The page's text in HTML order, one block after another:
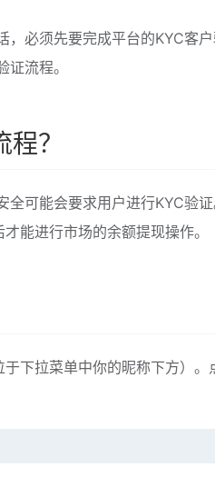
必须先要完成平台的KYC客
流程。
？
可能会要求用户进行KYC验
能进行市场的余额提现操作。
下拉菜单中你的昵称下方）。